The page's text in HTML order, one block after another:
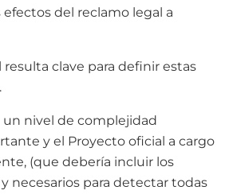
efectos del reclamo legal a
clave para definir estas
un nivel de complejidad
y el Proyecto oficial a cargo
(que debería incluir los
necesarios para detectar todas